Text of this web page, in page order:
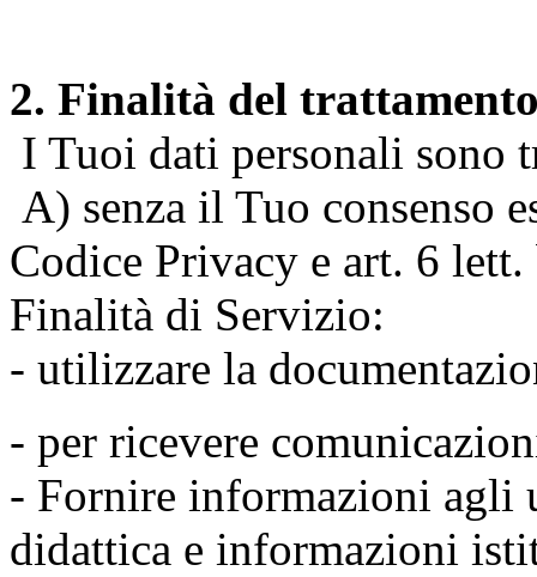
2. Finalità del
I Tuoi dati personali sono
A) senza il Tuo consenso
Codice Privacy e art. 6
Finalità di Servizio:
- utilizzare la
- per ricevere
- Fornire informazioni agli
didattica e informazioni